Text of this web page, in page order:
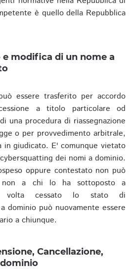
è quello della Repubblica
modifica di un nome a
essere trasferito per accordo
a titolo particolare od
una procedura di riassegnazione
o per provvedimento arbitrale,
in giudicato. E' comunque vietato
dei nomi a dominio.
oppure contestato non può
non a chi lo ha sottoposto a
volta cessato lo stato di
dominio può nuovamente essere
a chiunque.
Cancellazione,